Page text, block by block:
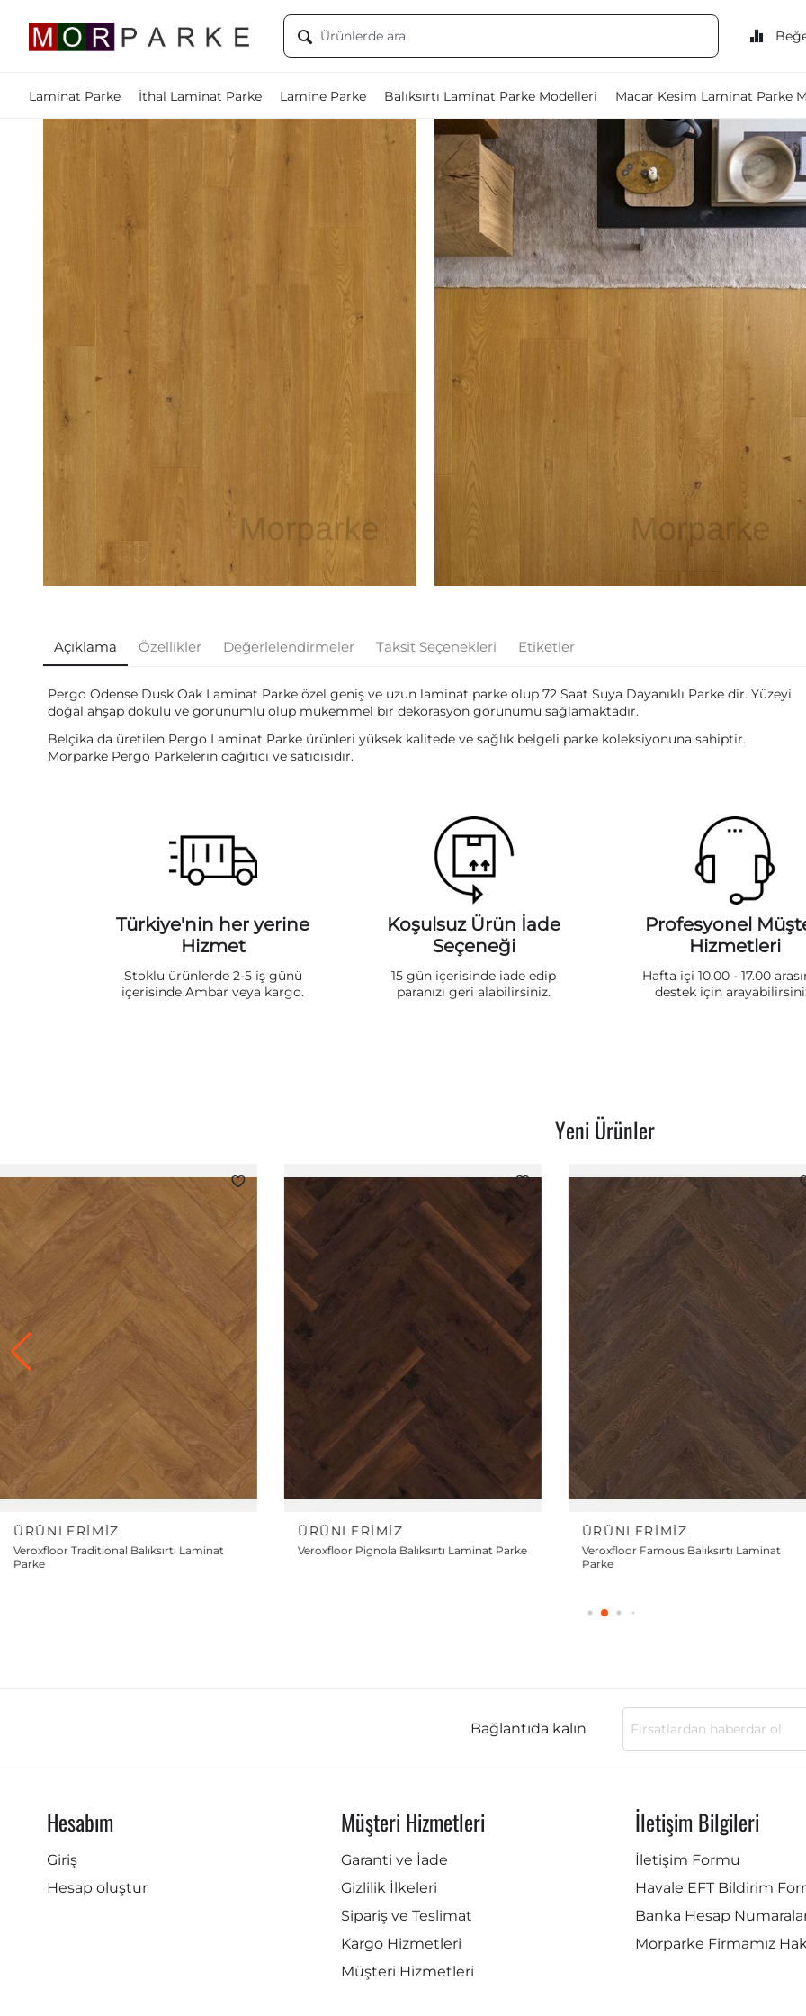
Laminat Parke İthal Laminat Parke Lamine Parke Balıksırtı Laminat Parke Modelleri Macar Kesim Laminat Parke
Açıklama Özellikler Değerlelendirmeler Taksit Seçenekleri Etiketler
Pergo Odense Dusk Oak Laminat Parke özel geniş ve uzun laminat parke olup 72 Saat Suya Dayanıklı Parke dir. Yüzeyi
doğal ahşap dokulu ve görünümlü olup mükemmel bir dekorasyon görünümü sağlamaktadır.
Belçika da üretilen Pergo Laminat Parke ürünleri yüksek kalitede ve sağlık belgeli parke koleksiyonuna sahiptir.
Morparke Pergo Parkelerin dağıtıcı ve satıcısıdır.
Türkiye'nin her yerine
Hizmet
Stoklu ürünlerde 2-5 iş günü
içerisinde Ambar veya kargo.
Koşulsuz Ürün İade
Seçeneği
15 gün içerisinde iade edip
paranızı geri alabilirsiniz.
Profesyonel
Hizmetleri
Hafta içi 10.00 - 17.00
destek için
Yeni Ürünler
ÜRÜNLERIMIZ
Veroxfloor Pignola Balıksırtı Laminat Parke
ÜRÜNLERIMIZ
Veroxfloor Famous Balıksırtı Laminat
ÜRÜNLERIMIZ
Veroxfloor Diamond Balıksırtı Laminat
Parke
Bağlantıda kalın
Hesabım
Giriş
Hesap oluştur
Müşteri Hizmetleri
Garanti ve İade
Gizlilik İlkeleri
Sipariş ve Teslimat
Kargo Hizmetleri
Müşteri Hizmetleri
İletişim Bilgileri
İletişim Formu
Havale EFT Bildirim
Banka Hesap
Morparke Firmamız